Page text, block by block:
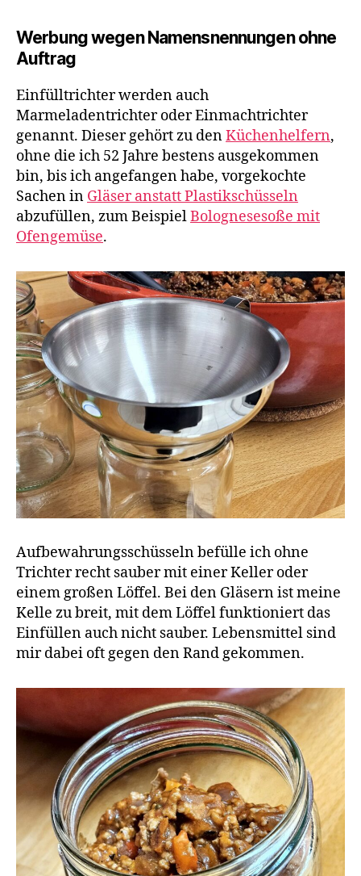
Werbung wegen Namensnennungen ohne
Auftrag
Einfülltrichter werden auch
Marmeladentrichter oder Einmachtrichter
genannt. Dieser gehört zu denKüchenhelfern,
ohne die ich 52 Jahre bestens ausgekommen
bin, bis ich angefangen habe, vorgekochte
Sachen in Gläser anstatt Plastikschüsseln
abzufüllen, zum BeispielBolognesesoße mit
Ofengemüse.
Aufbewahrungsschüsseln befülle ich ohne
Trichter recht sauber mit einer Keller oder
einem großen Löffel. Bei den Gläsern ist meine
Kelle zu breit, mit dem Löffel funktioniert das
Einfüllen auch nicht sauber. Lebensmittel sind
mir dabei oft gegen den Rand gekommen.